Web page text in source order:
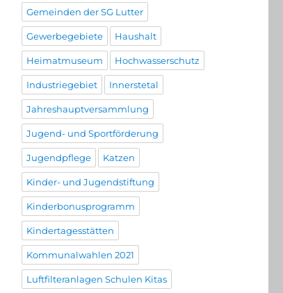
Gemeinden der SG Lutter
Gewerbegebiete Haushalt
Heimatmuseum Hochwasserschutz
Industriegebiet Innerstetal
Jahreshauptversammlung
Jugend- und Sportförderung
Jugendpflege Katzen
Kinder- und Jugendstiftung
Kinderbonusprogramm
Kindertagesstätten
Kommunalwahlen 2021
Luftfilteranlagen Schulen Kitas